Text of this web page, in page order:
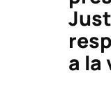
a la